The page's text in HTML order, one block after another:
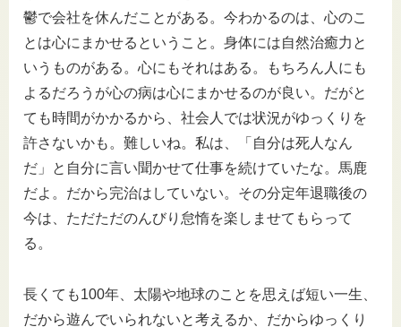
鬱で会社を休んだことがある。今わかるのは、心のこ
とは心にまかせるということ。身体には自然治癒力と
いうものがある。心にもそれはある。もちろん人にも
よるだろうが心の病は心にまかせるのが良い。だがと
ても時間がかかるから、社会人では状況がゆっくりを
許さないかも。難しいね。私は、「自分は死人なん
だ」と自分に言い聞かせて仕事を続けていたな。馬鹿
だよ。だから完治はしていない。その分定年退職後の
今は、ただただのんびり怠惰を楽しませてもらって
る。
長くても100年、太陽や地球のことを思えば短い一生、
だから遊んでいられないと考えるか、だからゆっくり